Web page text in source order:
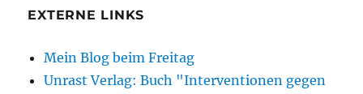
EXTERNE LINKS
Mein Blog beim Freitag
Unrast Verlag: Buch "Interventionen gegen